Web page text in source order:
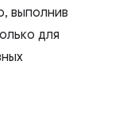
выполнив
для